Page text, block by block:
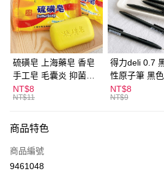
Apple Pay
街口支付
悠遊付
ATM付款
全家取貨付款
每筆NT$60，滿NT$599(含以上)免運費
付款後全家取貨
硫磺皂 上海藥皂 香皂
手工皂 毛囊炎 抑菌除
蟎 清潔護膚 去油去痘
寵物皮膚病 狗狗貓咪
NT$8
NT$11
得力deli 0.7
性原子筆 黑
S304
NT$8
NT$9
商品特色
商品編號
9461048